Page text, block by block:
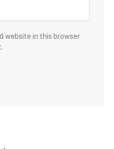
website in this browser